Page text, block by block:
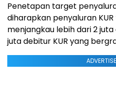
Penetapan target
diharapkan penyaluran
menjangkau lebih dari 2 juta
juta debitur KUR yang